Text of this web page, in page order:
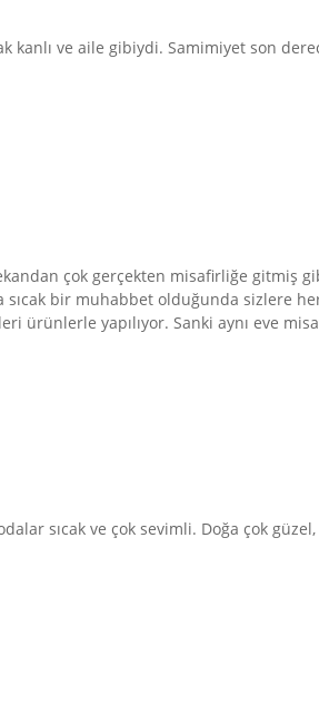
kanlı ve aile gibiydi. Samimiyet son
çok gerçekten misafirliğe gitmiş
bir muhabbet olduğunda sizlere
ürünlerle yapılıyor. Sanki aynı eve
sıcak ve çok sevimli. Doğa çok güzel,